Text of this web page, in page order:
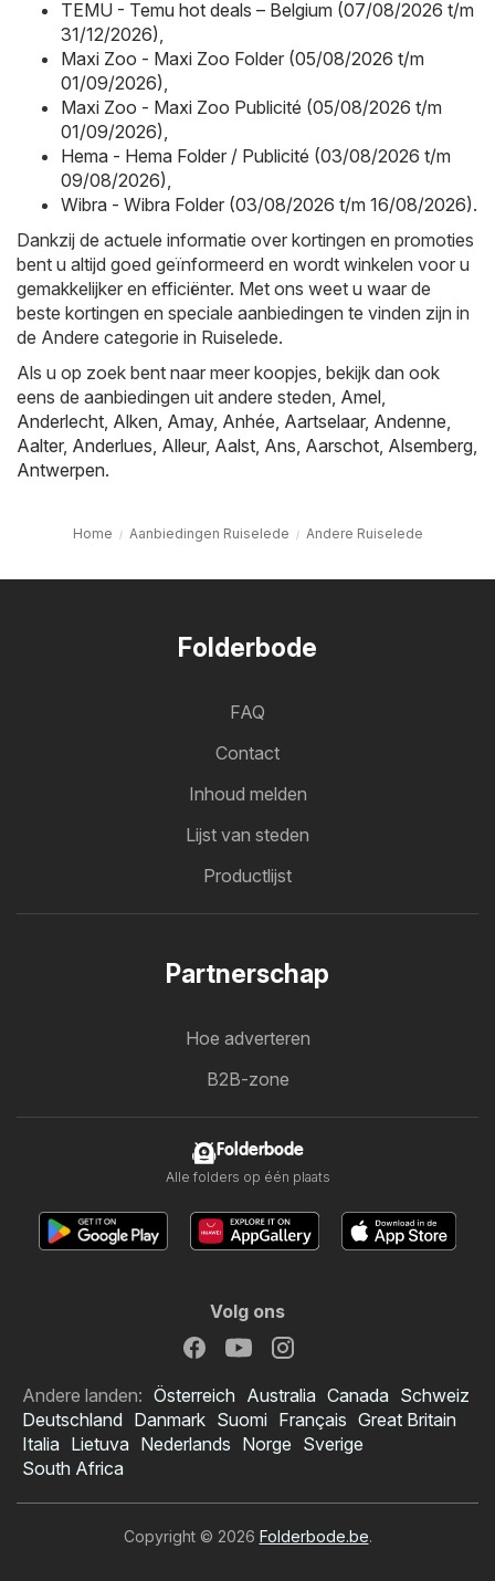
TEMU - Temu hot deals – Belgium (07/08/2026 t/m
31/12/2026)
Maxi Zoo - Maxi Zoo Folder (05/08/2026 t/m
01/09/2026)
Maxi Zoo - Maxi Zoo Publicité (05/08/2026 t/m
01/09/2026)
Hema - Hema Folder / Publicité (03/08/2026 t/m
09/08/2026)
Wibra - Wibra Folder (03/08/2026 t/m 16/08/2026).
Dankzij de actuele informatie over kortingen en promoties
bent u altijd goed geïnformeerd en wordt winkelen voor u
gemakkelijker en efficiënter. Met ons weet u waar de
beste kortingen en speciale aanbiedingen te vinden zijn in
de Andere categorie in Ruiselede.
Als u op zoek bent naar meer koopjes, bekijk dan ook
eens de aanbiedingen uit andere steden, Amel
Anderlecht Alken Amay, Anhée Aartselaar, Andenne
Aalter, Anderlues Alleur, Aalst Ans Aarschot Alsemberg
Antwerpen.
Home Aanbiedingen Ruiselede Andere Ruiselede
Folderbode
FAQ
Contact
Inhoud melden
Lijst van steden
Productlijst
Partnerschap
Hoe adverteren
B2B-zone
Folderbode
Alle folders op één plaats
Volg ons
Andere landen: Österreich Australia Canada Schweiz
Deutschland Danmark Suomi Français Great Britain
Italia Lietuva Nederlands Norge Sverige
South Africa
Copyright © 2026 Folderbode.be.